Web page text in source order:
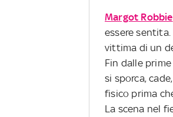
Margot Robbie
essere
vittima di un
Fin dalle
si sporca,
fisico prima
La scena nel